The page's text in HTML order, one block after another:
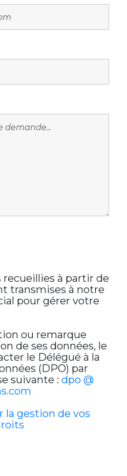
à partir de
transmises à notre
pour gérer votre
ou remarque
de ses données, le
le Délégué à la
(DPO) par
suivante : dpo @
la gestion de vos